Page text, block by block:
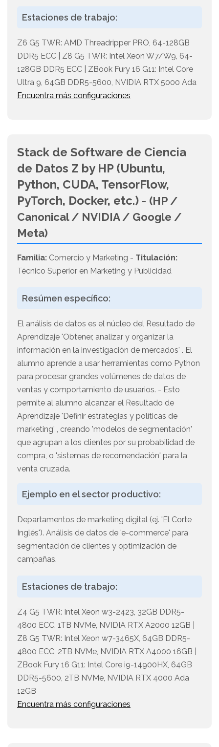
Estaciones de trabajo:
Z6 G5 TWR: AMD Threadripper PRO, 64-128GB
DDR5 ECC | Z8 G5 TWR: Intel Xeon W7/W9, 64-
128GB DDR5 ECC | ZBook Fury 16 G11: Intel Core
Ultra 9, 64GB DDR5-5600, NVIDIA RTX 5000 Ada
Encuentra más configuraciones
Stack de Software de Ciencia
de Datos Z by HP (Ubuntu,
Python, CUDA, TensorFlow,
PyTorch, Docker, etc.) - (HP /
Canonical / NVIDIA / Google /
Meta)
Familia: Comercio y Marketing - Titulación:
Técnico Superior en Marketing y Publicidad
Resúmen específico:
El análisis de datos es el núcleo del Resultado de
Aprendizaje 'Obtener, analizar y organizar la
información en la investigación de mercados' . El
alumno aprende a usar herramientas como Python
para procesar grandes volúmenes de datos de
ventas y comportamiento de usuarios. - Esto
permite al alumno alcanzar el Resultado de
Aprendizaje 'Definir estrategias y políticas de
marketing' , creando 'modelos de segmentación'
que agrupan a los clientes por su probabilidad de
compra, o 'sistemas de recomendación' para la
venta cruzada.
Ejemplo en el sector productivo:
Departamentos de marketing digital (ej. 'El Corte
Inglés'). Análisis de datos de 'e-commerce' para
segmentación de clientes y optimización de
campañas.
Estaciones de trabajo:
Z4 G5 TWR: Intel Xeon w3-2423, 32GB DDR5-
4800 ECC, 1TB NVMe, NVIDIA RTX A2000 12GB |
Z8 G5 TWR: Intel Xeon w7-3465X, 64GB DDR5-
4800 ECC, 2TB NVMe, NVIDIA RTX A4000 16GB |
ZBook Fury 16 G11: Intel Core i9-14900HX, 64GB
DDR5-5600, 2TB NVMe, NVIDIA RTX 4000 Ada
12GB
Encuentra más configuraciones